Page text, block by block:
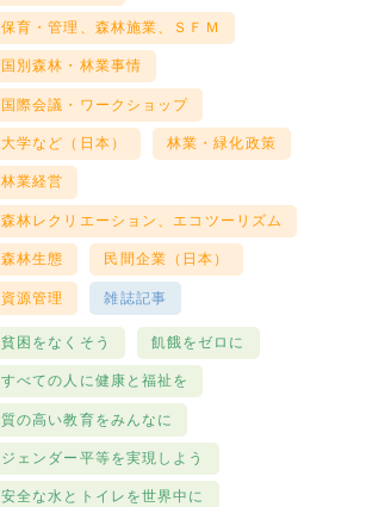
保育・管理、森林施業、ＳＦＭ
国別森林・林業事情
国際会議・ワークショップ
大学など（日本） 林業・緑化政策
林業経営
森林レクリエーション、エコツーリズム
森林生態 民間企業（日本）
資源管理 雑誌記事
貧困をなくそう 飢餓をゼロに
すべての人に健康と福祉を
質の高い教育をみんなに
ジェンダー平等を実現しよう
安全な水とトイレを世界中に